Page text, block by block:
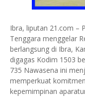
Ibra, liputan 21.com –
Tenggara menggelar
berlangsung di Ibra,
digagas Kodim 1503
735 Nawasena ini
memperkuat
kepemimpinan